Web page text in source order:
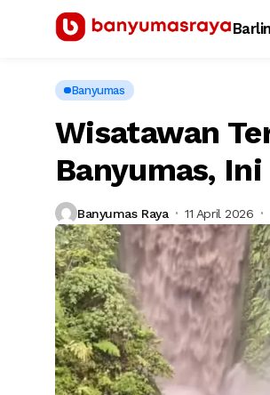
Banyumas
Wisatawan
Banyumas,
Banyumas Raya 11 April 2026